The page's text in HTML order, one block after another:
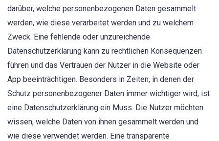
darüber, welche personenbezogenen Daten gesammelt
werden, wie diese verarbeitet werden und zu welchem
Zweck. Eine fehlende oder unzureichende
Datenschutzerklärung kann zu rechtlichen Konsequenzen
führen und das Vertrauen der Nutzer in die Website oder
App beeinträchtigen. Besonders in Zeiten, in denen der
Schutz personenbezogener Daten immer wichtiger wird, ist
eine Datenschutzerklärung ein Muss. Die Nutzer möchten
wissen, welche Daten von ihnen gesammelt werden und
wie diese verwendet werden. Eine transparente